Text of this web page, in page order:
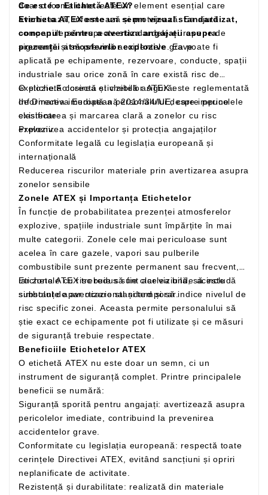
doar o formalitate: este un element esențial care
avertizează, informează și protejează. Ea ajută
companiile să respecte standardele europene de
siguranță și să prevină accidentele grave.
Ce este o Etichetă ATEX?
Eticheta ATEX este un semn vizual standardizat,
conceput pentru a avertiza angajații asupra
prezenței atmosferelor explozive . Ea poate fi
aplicată pe echipamente, rezervoare, conducte, spații
industriale sau orice zonă în care există risc de
explozie.Folosirea etichetelor ATEX este reglementată
de Directiva Europeană 2014/34/UE, care impune
clasificarea și marcarea clară a zonelor cu risc
exploziv.
O etichetă corectă și vizibilă asigură:
Informarea imediată a personalului despre pericolele
existente
Prevenirea accidentelor și protecția angajaților
Conformitate legală cu legislația europeană și
internațională
Reducerea riscurilor materiale prin avertizarea asupra
zonelor sensibile
Zonele ATEX și Importanța Etichetelor
În funcție de probabilitatea prezenței atmosferelor
explozive, spațiile industriale sunt împărțite în mai
multe categorii. Zonele cele mai periculoase sunt
acelea în care gazele, vapori sau pulberile
combustibile sunt prezente permanent sau frecvent,
iar zonele cu risc redus sunt acelea unde aceste
substanțe apar ocazional și temporar.
Eticheta ATEX trebuie să fie clar vizibilă, să includă
simbolul de avertizare standard și să indice nivelul de
risc specific zonei. Aceasta permite personalului să
știe exact ce echipamente pot fi utilizate și ce măsuri
de siguranță trebuie respectate.
Beneficiile Etichetelor ATEX
O etichetă ATEX nu este doar un semn, ci un
instrument de siguranță complet. Printre principalele
beneficii se numără:
Siguranță sporită pentru angajați: avertizează asupra
pericolelor imediate, contribuind la prevenirea
accidentelor grave.
Conformitate cu legislația europeană: respectă toate
cerințele Directivei ATEX, evitând sancțiuni și opriri
neplanificate de activitate.
Rezistență și durabilitate: realizată din materiale